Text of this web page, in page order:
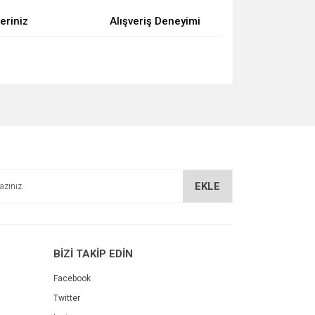
Alışveriş Deneyimi
EKLE
BİZİ TAKİP EDİN
Facebook
Twitter